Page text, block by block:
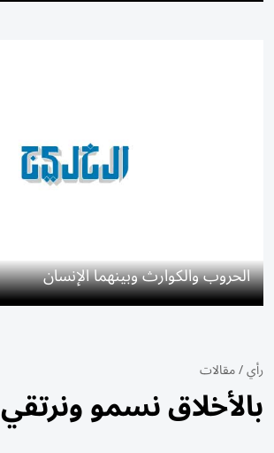
الحروب والكوارث وبينهما الإنسان
رأي/مقالات
بالأخلاق نسمو ونرتقي